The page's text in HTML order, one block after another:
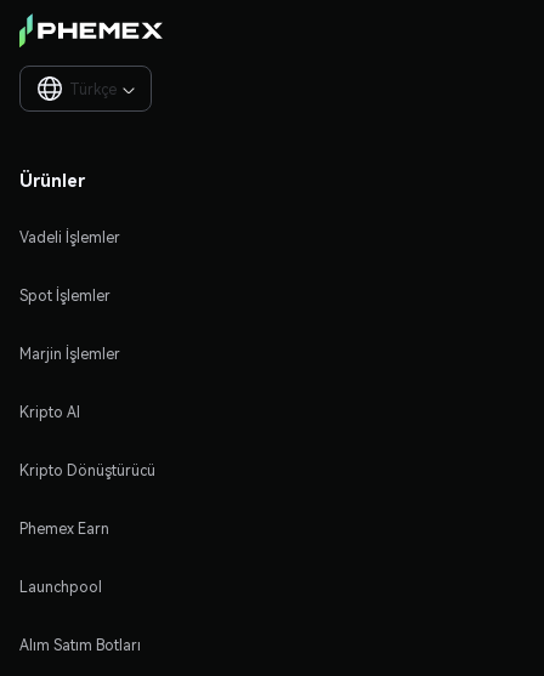
Türkçe 
Ürünler
Vadeli İşlemler
Spot İşlemler
Marjin İşlemler
Kripto Al
Kripto Dönüştürücü
Phemex Earn
Launchpool
Alım Satım Botları